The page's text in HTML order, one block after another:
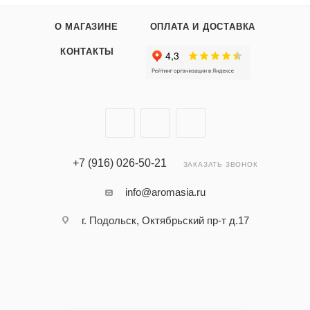
О МАГАЗИНЕ ОПЛАТА И ДОСТАВКА
КОНТАКТЫ
+7 (916) 026-50-21 ЗАКАЗАТЬ ЗВОНОК
info@aromasia.ru
г. Подольск, Октябрьский пр-т д.17